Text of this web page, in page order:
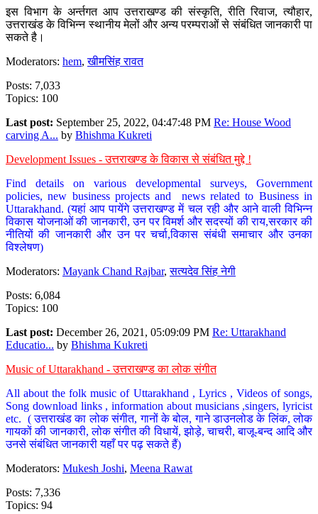
इस विभाग के अर्न्तगत आप उत्तराखण्ड की संस्कृति, रीति रिवाज, त्यौहार,
उत्तराखंड के विभिन्न स्थानीय मेलों और अन्य परम्पराओं से संबंधित जानकारी पा
सकते है।
Moderators: hem,खीमसिंह रावत
Posts: 7,033
Topics: 100
Last post: September 25, 2022, 04:47:48 PM Re: House Wood
carving A... by Bhishma Kukreti
Development Issues - उत्तराखण्ड के विकास से संबंधित मुद्दे !
Find details on various developmental surveys, Government
policies, new business projects and news related to Business in
Uttarakhand. (यहां आप पायेंगे उत्तराखण्ड में चल रही और आने वाली विभिन्न
विकास योजनाओं की जानकारी, उन पर विमर्श और सदस्यों की राय,सरकार की
नीतियों की जानकारी और उन पर चर्चा,विकास संबंधी समाचार और उनका
विश्लेषण)
Moderators: Mayank Chand Rajbar,सत्यदेव सिंह नेगी
Posts: 6,084
Topics: 100
Last post: December 26, 2021, 05:09:09 PM Re: Uttarakhand
Educatio... by Bhishma Kukreti
Music of Uttarakhand - उत्तराखण्ड का लोक संगीत
All about the folk music of Uttarakhand , Lyrics , Videos of songs,
Song download links , information about musicians ,singers, lyricist
etc. ( उत्तराखंड का लोक संगीत, गानों के बोल, गाने डाउनलोड के लिंक, लोक
गायकों की जानकारी, लोक संगीत की विधायें, झोड़े, चाचरी, बाजू-बन्द आदि और
उनसे संबंधित जानकारी यहाँ पर पढ़ सकते हैं)
Moderators: Mukesh Joshi, Meena Rawat
Posts: 7,336
Topics: 94